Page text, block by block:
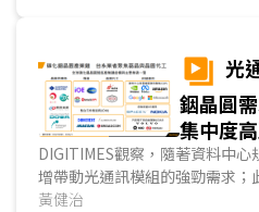
歐美業者來說，在中國半導體國
險棋。...
光
銦晶圓
集中度
鏈緊張
DIGITIMES觀察，隨著資料中
增帶動光通訊模組的強勁需求
蓬勃發展亦高度仰賴光通訊技術
黃健治